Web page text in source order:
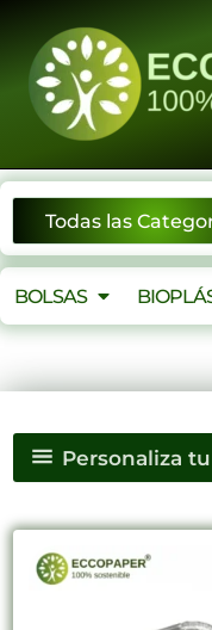
contenido
BOLSAS
Personaliza